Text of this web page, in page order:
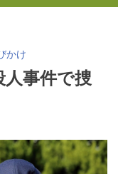
かけ
開始
1000万盗む
者の被害が多発
人事件で捜